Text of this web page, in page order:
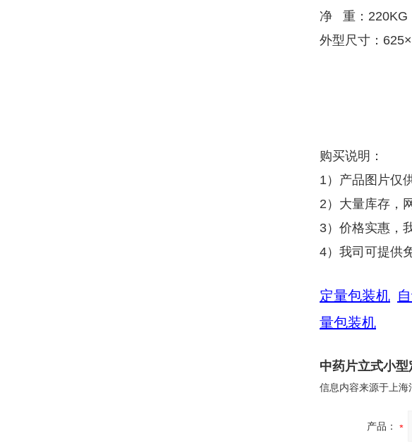
净 重：220KG
外型尺寸：
购买说明：
1）产品图片仅
2）大量库存，
3）价格实惠，
4）我司可提供
定量包装机
量包装机
中药片立式小
信息内容来源于上海
产品：